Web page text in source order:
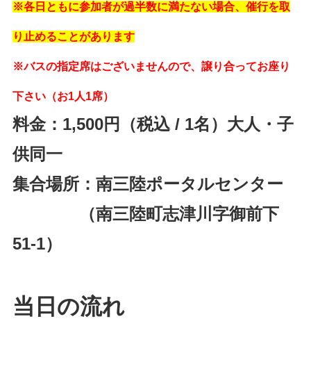
※各日ともに参加者が過半数に満たない場合、催行を取
り止めることがあります
※バスの指定席はございませんので、譲り合ってお座り
下さい（お1人1席）
料金：1,500円（税込 / 1名）大人・子
供同一
集合場所：南三陸ポータルセンター
（南三陸町志津川字御前下
51-1）
当日の流れ